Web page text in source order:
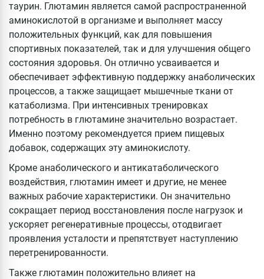
таурин. Глютамин является самой распространенной
аминокислотой в организме и выполняет массу
положительных функций, как для повышения
спортивных показателей, так и для улучшения общего
состояния здоровья. Он отлично усваивается и
обеспечивает эффективную поддержку анаболических
процессов, а также защищает мышечные ткани от
катаболизма. При интенсивных тренировках
потребность в глютамине значительно возрастает.
Именно поэтому рекомендуется прием пищевых
добавок, содержащих эту аминокислоту.
Кроме анаболического и антикатаболического
воздействия, глютамин имеет и другие, не менее
важных рабочие характеристики. Он значительно
сокращает период восстановления после нагрузок и
ускоряет регенеративные процессы, отодвигает
проявления усталости и препятствует наступлению
перетренированности.
Также глютамин положительно влияет на